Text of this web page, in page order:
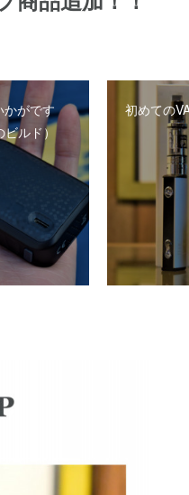
かがです
ルド）
初めての